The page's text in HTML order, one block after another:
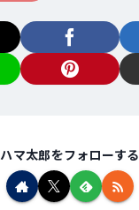
ハマ太郎をフォローする